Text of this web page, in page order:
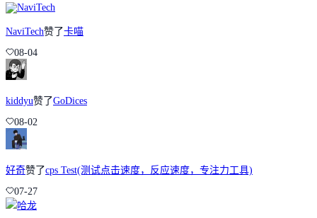
NaviTech赞了卡喵
08-04
kiddyu赞了GoDices
08-02
好奇赞了cps Test(测试点击速度，反应速度，专注力工具)
07-27